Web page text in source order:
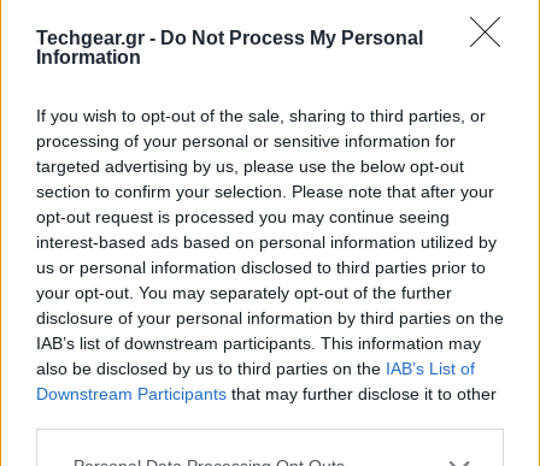
Techgear.gr - Do Not Process My Personal
Information
If you wish to opt-out of the sale, sharing to third parties, or
processing of your personal or sensitive information for
targeted advertising by us, please use the below opt-out
section to confirm your selection. Please note that after your
opt-out request is processed you may continue seeing
interest-based ads based on personal information utilized by
us or personal information disclosed to third parties prior to
your opt-out. You may separately opt-out of the further
disclosure of your personal information by third parties on the
IAB’s list of downstream participants. This information may
also be disclosed by us to third parties on the IAB’s List of
Downstream Participants that may further disclose it to other
Please note that this website/app uses one or more Google
Τον περασμένο μήνα ηFacebook αναβάθμισε τις
mobile εφαρμογές τηςκαι τώρα οι ίδιες αλλαγές
αναμένεται να πραγματοποιηθούν και στη web
έκδοση του κοινωνικού δικτύου.